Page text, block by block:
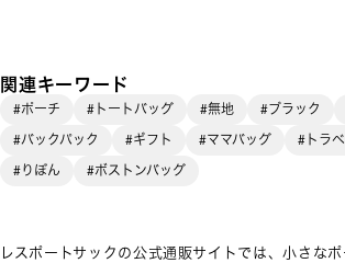
関連キーワード
#ポーチ #トートバッグ #無地 #ブラック
#バックパック
#ギフト #ママバッグ
#トラ
#りぼん
#ボストンバッグ
レスポートサックの公式通販サイトでは、小さな